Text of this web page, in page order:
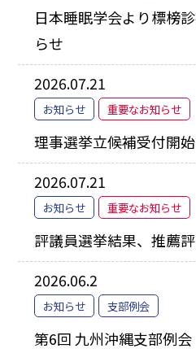
日本睡眠学会より標榜
らせ
2026.07.21
お知らせ 重要なお知らせ
理事選挙立候補受付開
2026.07.21
お知らせ 重要なお知らせ
評議員選挙結果、推薦
2026.06.2
お知らせ 支部例会
第6回 九州沖縄支部例